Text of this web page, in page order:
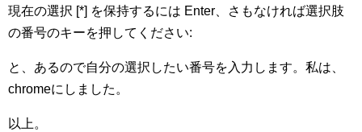
現在の選択 [*] を保持するには Enter、さもなければ選択肢
の番号のキーを押してください:
と、あるので自分の選択したい番号を入力します。私は、
chromeにしました。
以上。